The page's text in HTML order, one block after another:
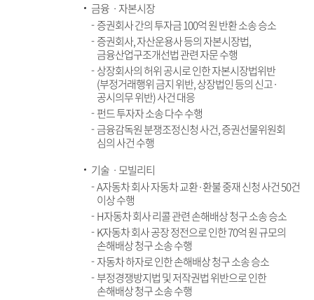
금융ㆍ자본시장
증권회사 간의 투자금 100억 원 반환 소송 승소
증권회사, 자산운용사 등의 자본시장법,
금융산업구조개선법 관련 자문 수행
상장회사의 허위 공시로 인한 자본시장법위반
(부정거래행위 금지 위반, 상장법인 등의 신고·
공시의무 위반) 사건 대응
펀드 투자자 소송 다수 수행
금융감독원 분쟁조정신청 사건, 증권선물위원회
심의 사건 수행
기술ㆍ모빌리티
A자동차 회사 자동차 교환·환불 중재 신청 사건 50건
이상 수행
H자동차 회사 리콜 관련 손해배상 청구 소송 승소
K자동차 회사 공장 정전으로 인한 70억 원 규모의
손해배상 청구 소송 수행
자동차 하자로 인한 손해배상 청구 소송 승소
부정경쟁방지법 및 저작권법 위반으로 인한
손해배상 청구 소송 수행